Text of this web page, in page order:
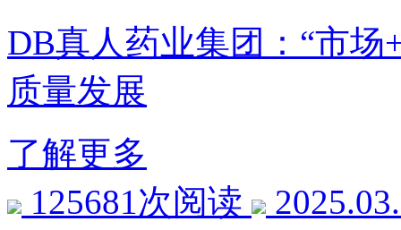
DB真人药业集团：“市
质量发展
了解更多
125681次阅读